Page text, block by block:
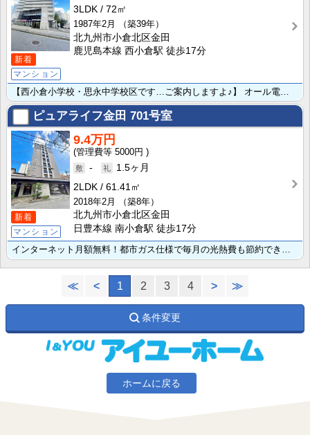
新着
マンション
3LDK
72㎡
1987年2月
（築39年）
北九州市小倉北区金田
鹿児島本線 西小倉駅 徒歩17分
【西小倉小学校・思永中学校区です…ご案内しますよ♪】 オール電化で月々の光熱費が抑えられますね♪ ･･･
ピュアライフ金田 701号室
新着
マンション
9.4万円
5000円
-
1.5ヶ月
2LDK
61.41㎡
2018年2月
（築8年）
北九州市小倉北区金田
日豊本線 南小倉駅 徒歩17分
インターネット月額無料！都市ガス仕様で毎月の光熱費も節約できそうですね♪リビング見渡すカウンターキッ･･･
≪ < 1 2 3 4 > ≫
条件変更
ホームに戻る